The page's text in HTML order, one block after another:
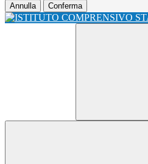
Annulla Conferma